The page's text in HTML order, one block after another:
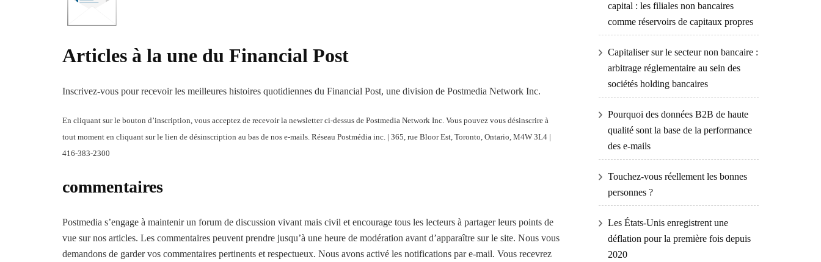
Articles à la une du Financial Post
Inscrivez-vous pour recevoir les meilleures histoires quotidiennes du Financial Post, une division de Postmedia Network Inc.
En cliquant sur le bouton d’inscription, vous acceptez de recevoir la newsletter ci-dessus de Postmedia Network Inc. Vous pouvez vous désinscrire à
tout moment en cliquant sur le lien de désinscription au bas de nos e-mails. Réseau Postmédia inc. | 365, rue Bloor Est, Toronto, Ontario, M4W 3L4 |
416-383-2300
commentaires
Postmedia s’engage à maintenir un forum de discussion vivant mais civil et encourage tous les lecteurs à partager leurs points de
vue sur nos articles. Les commentaires peuvent prendre jusqu’à une heure de modération avant d’apparaître sur le site. Nous vous
demandons de garder vos commentaires pertinents et respectueux. Nous avons activé les notifications par e-mail. Vous recevrez
capital : les filiales non bancaires
comme réservoirs de capitaux propres
Capitaliser sur le secteur non bancaire :
arbitrage réglementaire au sein des
sociétés holding bancaires
Pourquoi des données B2B de haute
qualité sont la base de la performance
des e-mails
Touchez-vous réellement les bonnes
personnes ?
Les États-Unis enregistrent une
déflation pour la première fois depuis
2020